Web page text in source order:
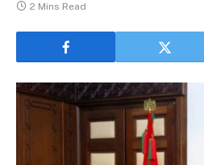
2 Mins Read